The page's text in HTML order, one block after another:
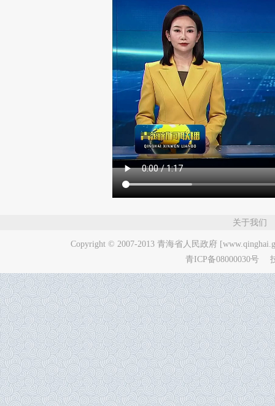
关于我们
Copyright © 2007-2013 青海省人民政府
青ICP备08000030号